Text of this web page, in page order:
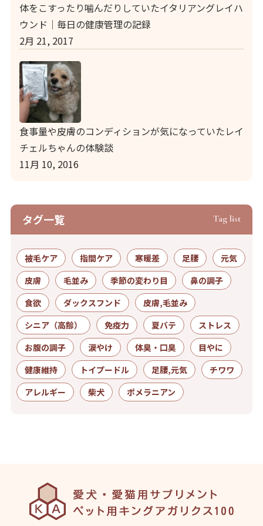
体をこすったり噛んだりしていたイタリアングレイハ
ウンド｜毎日の健康管理の記録
2月 21, 2017
食事量や皮膚のコンディションが気になっていたレイ
チェルちゃんの体験談
11月 10, 2016
タグ⼀覧 Tag list
被毛ケア 指間ケア 寒暖差 足腰
元気
皮膚
毛並み 季節の変わり目
鼻の調子
食欲
ダックスフンド
皮膚,毛並み
シニア（高齢）
免疫力 夏バテ
ストレス
お腹の調子
涙やけ 体臭・口臭
目やに
健康維持
トイプードル 足腰,元気
チワワ
アレルギー
柴犬 ポメラニアン